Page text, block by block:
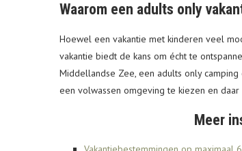
Waarom een adults only
Hoewel een vakantie met kinderen veel
vakantie biedt de kans om écht te
Middellandse Zee, een adults only
een volwassen omgeving te kiezen en
Meer